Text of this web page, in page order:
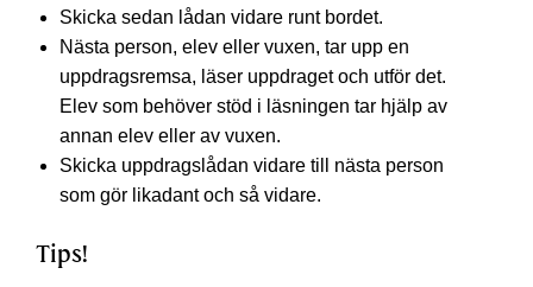
Skicka sedan lådan vidare runt bordet.
Nästa person, elev eller vuxen, tar upp en
uppdragsremsa, läser uppdraget och utför det.
Elev som behöver stöd i läsningen tar hjälp av
annan elev eller av vuxen.
Skicka uppdragslådan vidare till nästa person
som gör likadant och så vidare.
Tips!